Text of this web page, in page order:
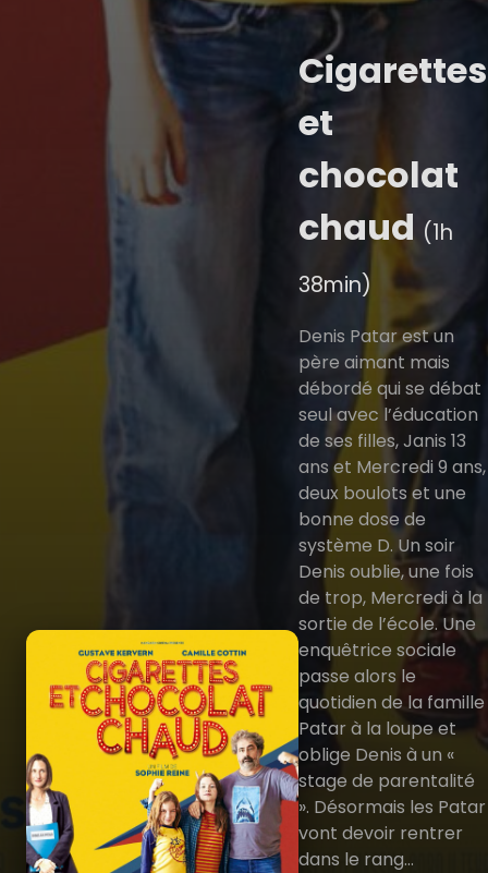
Cigarettes
et
chocolat
chaud (1h
38min)
Denis Patar est un
père aimant mais
débordé qui se débat
seul avec l’éducation
de ses filles, Janis 13
ans et Mercredi 9 ans,
deux boulots et une
bonne dose de
système D. Un soir
Denis oublie, une fois
de trop, Mercredi à la
sortie de l’école. Une
enquêtrice sociale
passe alors le
quotidien de la famille
Patar à la loupe et
oblige Denis à un «
stage de parentalité
». Désormais les Patar
vont devoir rentrer
dans le rang…